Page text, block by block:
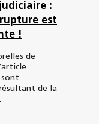
:
est
!
de
sont
résultant de la